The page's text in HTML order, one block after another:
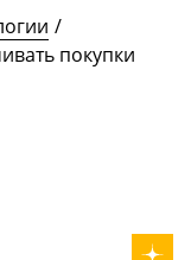
/
покупки